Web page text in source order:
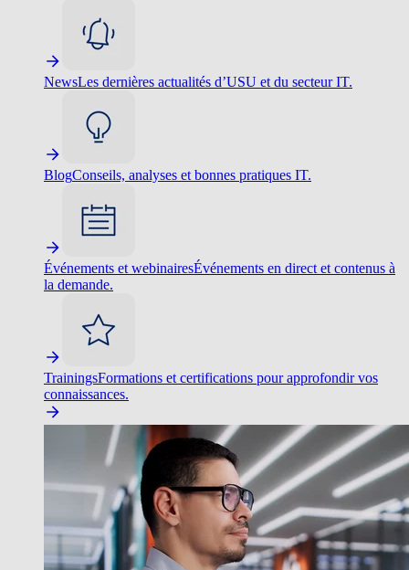
NewsLes dernières actualités d’USU et du secteur IT.
BlogConseils, analyses et bonnes pratiques IT.
Événements et webinairesÉvénements en direct et contenus à
la demande.
TrainingsFormations et certifications pour approfondir vos
connaissances.